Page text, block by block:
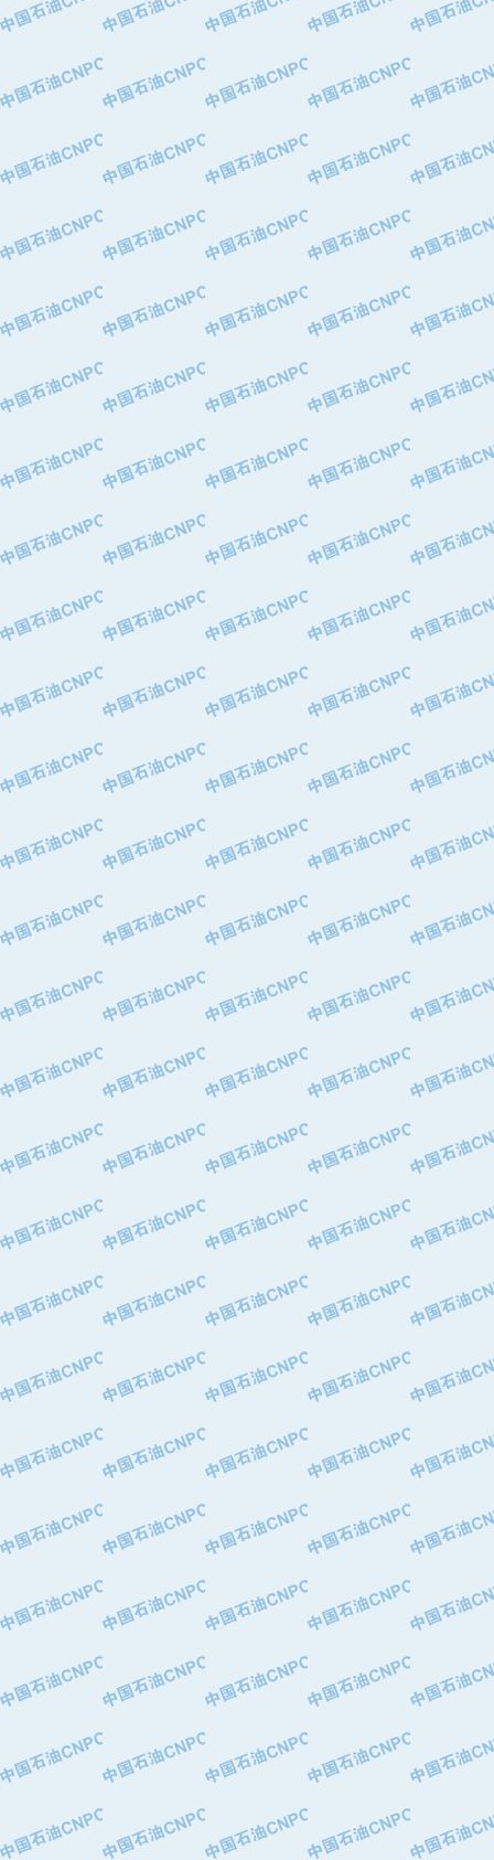
·宁波永泰塑料机械有限公司宁波高压
·美国钻采系统（上海）有限公司
·上海人民企业集团有限公司
·西安巨力石油技术有限责任公司
·青岛汉缆股份有限公司
·厦门市榕兴新世纪石油设备制造有限
·大港油田集团中成机械制造有限公司
·承德司达石油装备开发公司
·四川明星电缆有限公司
·中国石油大庆石油化工总厂
·中国石油化工股份有限公司催化剂长
·北京长空工业有限公司
·托肯恒山科技（广州）有限公司
·北京德泰联华科技发展有限公司
·美钻石油钻采系统（上海）有限公司
·陕西爱瑞德控制工程有限公司
·成都皖东仪表电缆成套系统有限公司
·成都中寰机电设备有限公司
·河北保定天威集团特变电气有限公司
·中国石油抚顺石化公司
·中国石油辽阳石油化纤公司
·托肯恒山科技（广州）有限公司
·大庆油田飞马有限公司
·大庆油田有限责任公司
·中国石油华北油田公司
·中国石油锦西石化分公司
·天津钢管集团股份有限公司
·深圳市肯多斯实业发展有限公司
·瓦卢瑞克.曼内斯曼石油专用管（德
·无锡西姆莱斯石油专用管制造有限公
·太原钢铁(集团)有限公司
·马鞍山钢铁股份有限公司
·中国石油天然气股份有限公司兰州石